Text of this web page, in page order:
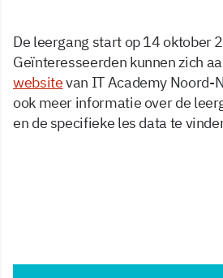
De leergang start op 14 oktober
Geïnteresseerden kunnen zich
websitevan IT Academy Noord-
ook meer informatie over de
en de specifieke les data te